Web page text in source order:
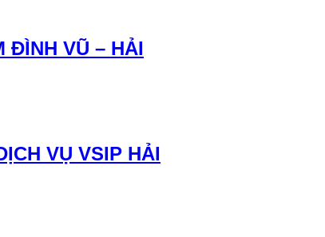
ĐÌNH VŨ – HẢI
VỤ VSIP HẢI